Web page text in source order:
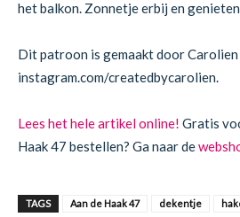
het balkon. Zonnetje erbij en
Dit patroon is gemaakt door Carolien
instagram.com/createdbycarolien.
Lees het hele artikel online! Gratis
Haak 47 bestellen? Ga naar de
TAGS Aan de Haak 47 dekentje